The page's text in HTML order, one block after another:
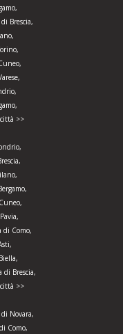
Brescia,
>>
di Como,
di Brescia,
>>
Novara,
Como,